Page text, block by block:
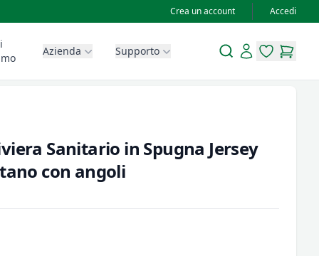
Crea un account Accedi
Azienda Supporto SearchAccount
items in
items
Sanitario in Spugna Jersey
con angoli